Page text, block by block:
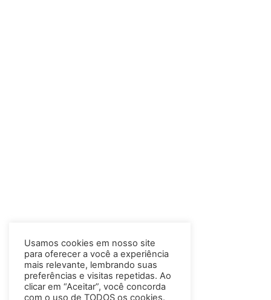
Usamos cookies em nosso site
para oferecer a você a experiência
mais relevante, lembrando suas
preferências e visitas repetidas. Ao
clicar em “Aceitar”, você concorda
com o uso de TODOS os cookies.